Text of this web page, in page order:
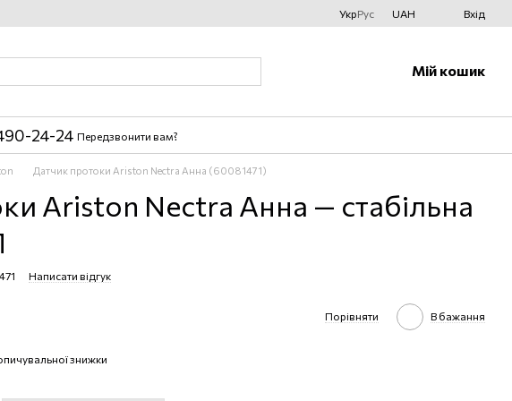
УкрРус UAH Вхід
Мій кошик
24-24 Передзвонити вам?
Датчик протоки Ariston Nectra Анна (60081471)
Ariston Nectra Анна — стабільна
Написати відгук
Порівняти В бажання
знижки